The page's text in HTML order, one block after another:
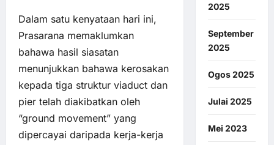
Dalam satu kenyataan hari ini,
Prasarana memaklumkan
bahawa hasil siasatan
menunjukkan bahawa kerosakan
kepada tiga struktur viaduct dan
pier telah diakibatkan oleh
“ground movement” yang
dipercayai daripada kerja-kerja
2025
September
2025
Ogos 2025
Julai 2025
Mei 2023